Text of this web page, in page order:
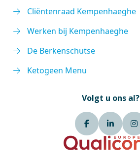
Cliëntenraad Kempenhaeghe
Werken bij Kempenhaeghe
De Berkenschutse
Ketogeen Menu
Volgt u ons al?